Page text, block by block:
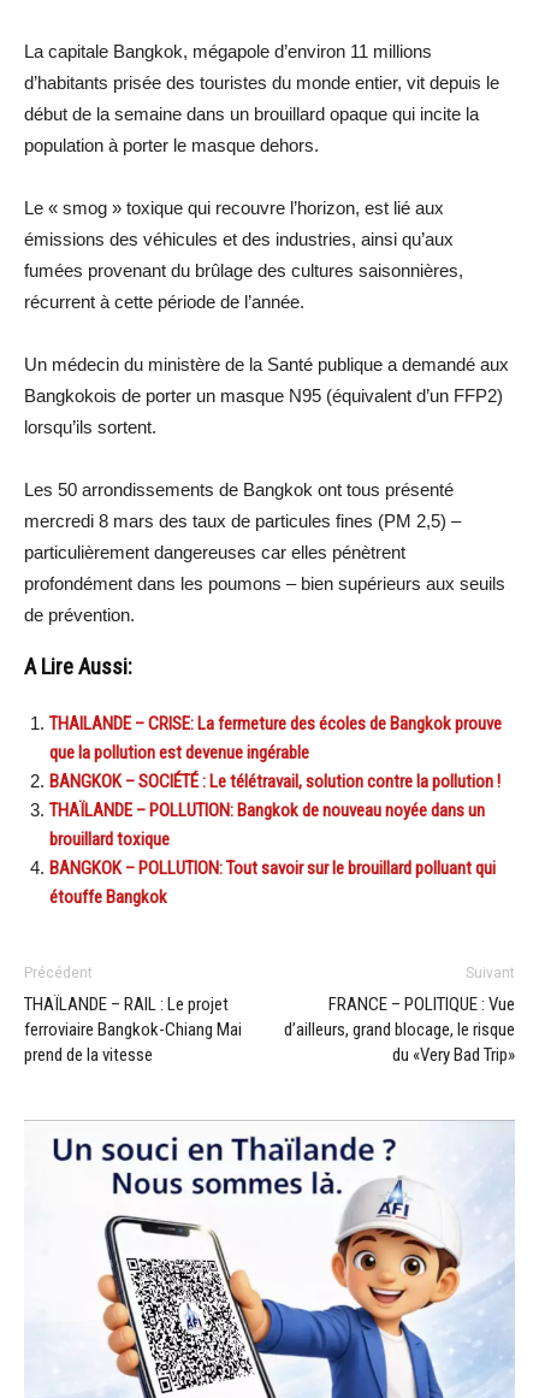
La capitale Bangkok, mégapole d’environ 11 millions
d’habitants prisée des touristes du monde entier, vit depuis le
début de la semaine dans un brouillard opaque qui incite la
population à porter le masque dehors.
Le « smog » toxique qui recouvre l’horizon, est lié aux
émissions des véhicules et des industries, ainsi qu’aux
fumées provenant du brûlage des cultures saisonnières,
récurrent à cette période de l’année.
Un médecin du ministère de la Santé publique a demandé aux
Bangkokois de porter un masque N95 (équivalent d’un FFP2)
lorsqu’ils sortent.
Les 50 arrondissements de Bangkok ont tous présenté
mercredi 8 mars des taux de particules fines (PM 2,5) –
particulièrement dangereuses car elles pénètrent
profondément dans les poumons – bien supérieurs aux seuils
de prévention.
A Lire Aussi:
THAILANDE – CRISE: La fermeture des écoles de Bangkok prouve
que la pollution est devenue ingérable
BANGKOK – SOCIÉTÉ : Le télétravail, solution contre la pollution !
THAÏLANDE – POLLUTION: Bangkok de nouveau noyée dans un
brouillard toxique
BANGKOK – POLLUTION: Tout savoir sur le brouillard polluant qui
étouffe Bangkok
Précédent
THAÏLANDE – RAIL : Le projet
ferroviaire Bangkok-Chiang Mai
prend de la vitesse
Suivant
FRANCE – POLITIQUE : Vue
d’ailleurs, grand blocage, le risque
du «Very Bad Trip»